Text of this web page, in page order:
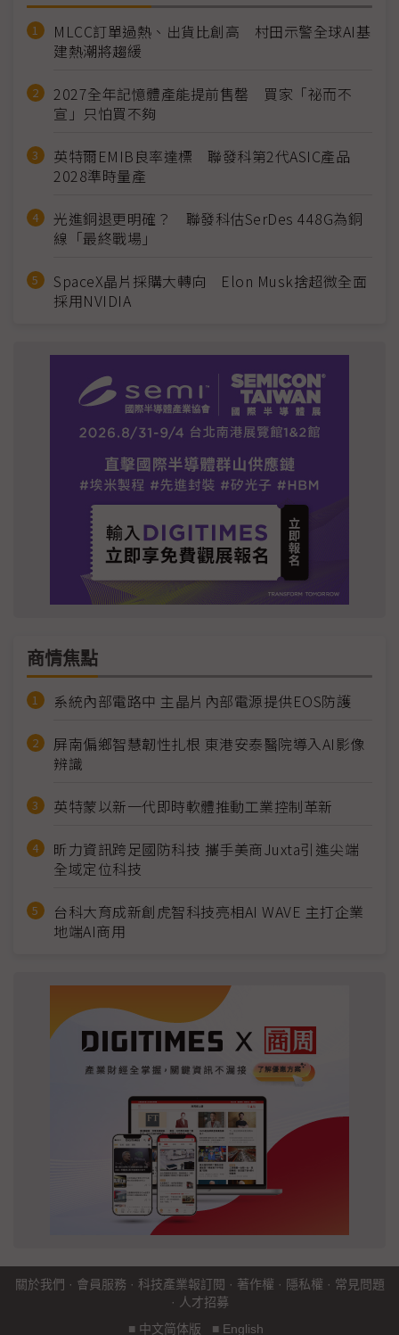
MLCC訂單過熱、出貨比創高 村田示警全球AI基
建熱潮將趨緩
2027全年記憶體產能提前售罄 買家「祕而不
宣」只怕買不夠
英特爾EMIB良率達標 聯發科第2代ASIC產品
2028準時量產
光進銅退更明確？ 聯發科估SerDes 448G為銅
線「最終戰場」
SpaceX晶片採購大轉向 Elon Musk捨超微全面
採用NVIDIA
商情焦點
系統內部電路中 主晶片內部電源提供EOS防護
屏南偏鄉智慧韌性扎根 東港安泰醫院導入AI影像
辨識
英特蒙以新一代即時軟體推動工業控制革新
昕力資訊跨足國防科技 攜手美商Juxta引進尖端
全域定位科技
台科大育成新創虎智科技亮相AI WAVE 主打企業
地端AI商用
關於我們 · 會員服務 · 科技產業報訂閱 · 著作權 · 隱私權 · 常見問題
· 人才招募
■ 中文简体版 ■ English